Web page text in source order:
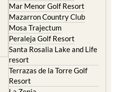
Mar Menor Golf Resort
Mazarron Country Club
Mosa Trajectum
Peraleja Golf Resort
Santa Rosalia Lake and Life
resort
Terrazas de la Torre Golf
Resort